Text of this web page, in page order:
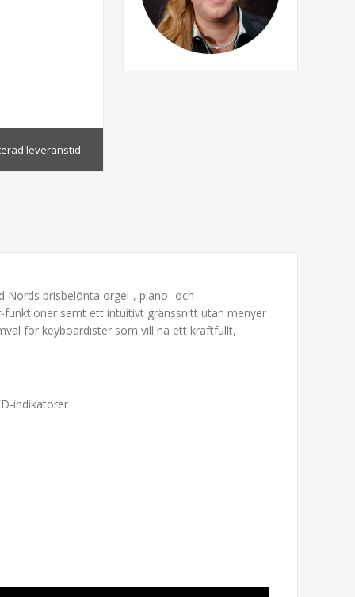
leveranstid
Nords prisbelönta orgel-, piano- och
funktioner samt ett intuitivt gränssnitt utan menyer
för keyboardister som vill ha ett kraftfullt,
indikatorer